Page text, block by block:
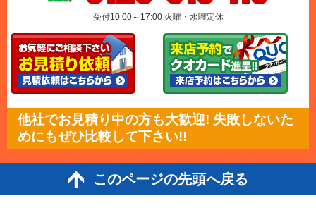
受付10:00～17:00 火曜・水曜定休
他社でお見積り中の方も大歓迎! 失敗しないた
めにもぜひ比較して下さい!!
このページの先頭へ戻る